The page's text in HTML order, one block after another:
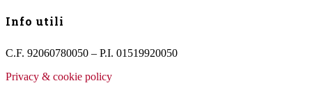
Info utili
C.F. 92060780050 – P.I. 01519920050
Privacy & cookie policy